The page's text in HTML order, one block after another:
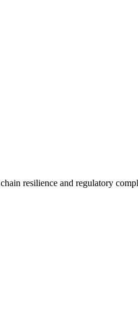
resilience and regulatory